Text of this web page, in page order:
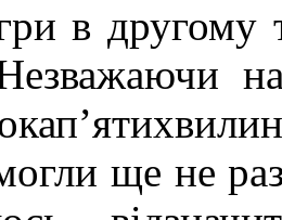
в другому
ще не